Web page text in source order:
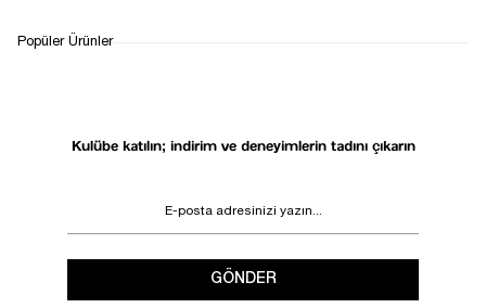
İADE&DEĞİŞİM
Kulübe katılın; indirim ve deneyimlerin tadını çıkarın
GÖNDER
Popüler Ürünler